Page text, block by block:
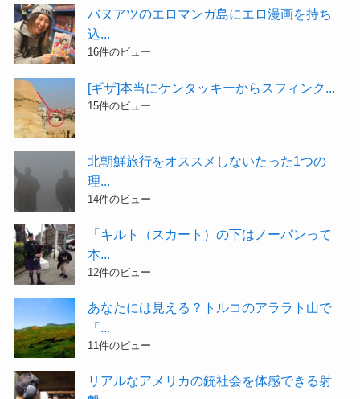
バヌアツのエロマンガ島にエロ漫画を持ち
込...
16件のビュー
[ギザ]本当にケンタッキーからスフィンク...
15件のビュー
北朝鮮旅行をオススメしないたった1つの
理...
14件のビュー
「キルト（スカート）の下はノーパンって
本...
12件のビュー
あなたには見える？トルコのアララト山で
「...
11件のビュー
リアルなアメリカの銃社会を体感できる射